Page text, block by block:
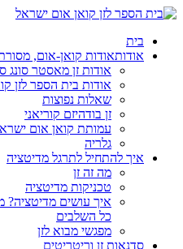
בית
אודותאודות קואן-אום,
אודות זן מאסטר סונג
אודות בית הספר לזן
שאלות נפוצות
זן בודהיזם קוריאני
עמותת קואן אום
גלריה
איך להתחיל לתרגל מדיטציה
מה זה זן
טכניקות מדיטציה
איך עושים מדיטציה?
כל השלבים
מפגשי מבוא לזן
סדנאות זן וריטריטים